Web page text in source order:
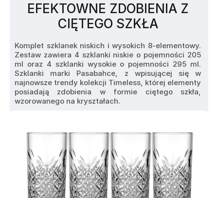
EFEKTOWNE ZDOBIENIA Z
CIĘTEGO SZKŁA
Komplet szklanek niskich i wysokich 8-elementowy.
Zestaw zawiera 4 szklanki niskie o pojemności 205
ml oraz 4 szklanki wysokie o pojemności 295 ml.
Szklanki marki Pasabahce, z wpisującej się w
najnowsze trendy kolekcji Timeless, której elementy
posiadają zdobienia w formie ciętego szkła,
wzorowanego na kryształach.